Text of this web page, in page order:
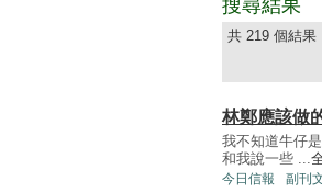
搜尋結果
共 219 個結果
林鄭應該做
我不知道牛仔
和我說一些 ...
今日信報 副刊